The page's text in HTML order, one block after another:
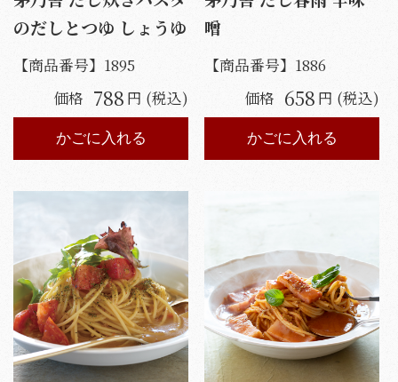
のだしとつゆ しょうゆ
【商品番号】 1895
価格 788 円 (税込)
かごに入れる
噌
【商品番号】 1886
価格 658 円 (税込)
かごに入れる